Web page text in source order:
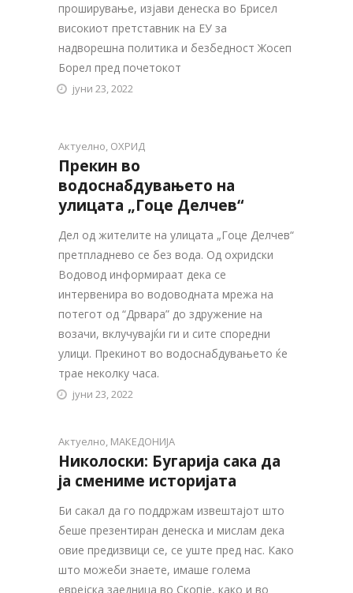
проширување, изјави денеска во Брисел
високиот претставник на ЕУ за
надворешна политика и безбедност Жосеп
Борел пред почетокот
јуни 23, 2022
Актуелно, ОХРИД
Прекин во
водоснабдувањето на
улицата „Гоце Делчев“
Дел од жителите на улицата „Гоце Делчев“
претпладнево се без вода. Од охридски
Водовод информираат дека се
интервенира во водоводната мрежа на
потегот од “Дрвара” до здружение на
возачи, вклучувајќи ги и сите споредни
улици. Прекинот во водоснабдувањето ќе
трае неколку часа.
јуни 23, 2022
Актуелно, МАКЕДОНИЈА
Николоски: Бугарија сака да
ја смениме историјата
Би сакал да го поддржам извештајот што
беше презентиран денеска и мислам дека
овие предизвици се, се уште пред нас. Како
што можеби знаете, имаше голема
еврејска заедница во Скопје, како и во